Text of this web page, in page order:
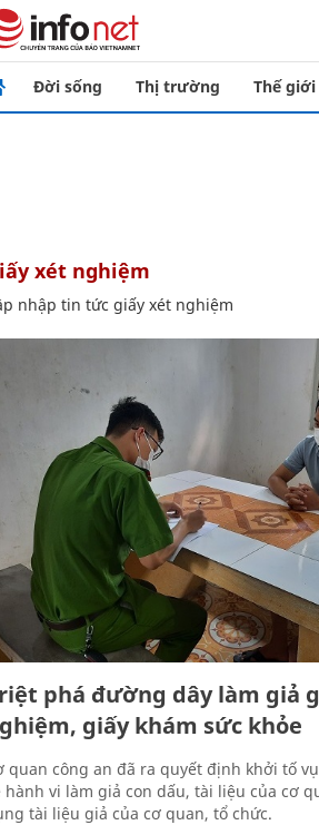
Đời sống Thị trường Thế giới
giấy xét nghiệm
nhập tin tức giấy xét nghiệm
phá đường dây làm giả
giấy khám sức khỏe
quan công an đã ra quyết định khởi tố
hành vi làm giả con dấu, tài liệu của cơ
tài liệu giả của cơ quan, tổ chức.